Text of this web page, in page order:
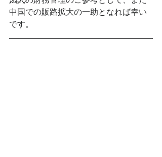
中国での販路拡大の一助となれば幸い
です。